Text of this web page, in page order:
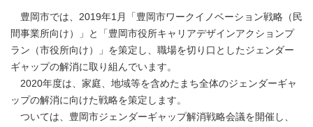
豊岡市では、2019年1月「豊岡市ワークイノベーション戦略（民
間事業所向け）」と「豊岡市役所キャリアデザインアクションプ
ラン（市役所向け）」を策定し、職場を切り口としたジェンダー
ギャップの解消に取り組んでいます。
2020年度は、家庭、地域等を含めたまち全体のジェンダーギャ
ップの解消に向けた戦略を策定します。
ついては、豊岡市ジェンダーギャップ解消戦略会議を開催し、